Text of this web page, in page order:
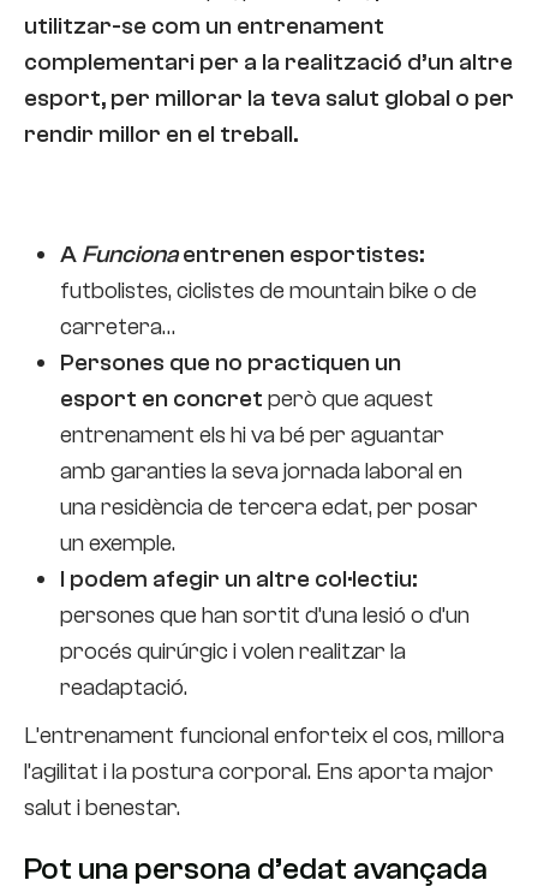
utilitzar-se com un entrenament
complementari per a la realització d’un altre
esport, per millorar la teva salut global o per
rendir millor en el treball.
A Funcionaentrenen esportistes:
futbolistes, ciclistes de mountain bike o de
carretera…
Persones que no practiquen un
esport en concret però que aquest
entrenament els hi va bé per aguantar
amb garanties la seva jornada laboral en
una residència de tercera edat, per posar
un exemple.
I podem afegir un altre col·lectiu:
persones que han sortit d’una lesió o d’un
procés quirúrgic i volen realitzar la
readaptació.
L’entrenament funcional enforteix el cos, millora
l’agilitat i la postura corporal. Ens aporta major
salut i benestar.
Pot una persona d’edat avançada